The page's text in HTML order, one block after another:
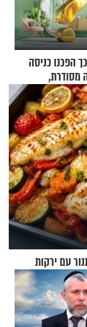
הפכנו כניסה
מסודרת,
עם ירקות